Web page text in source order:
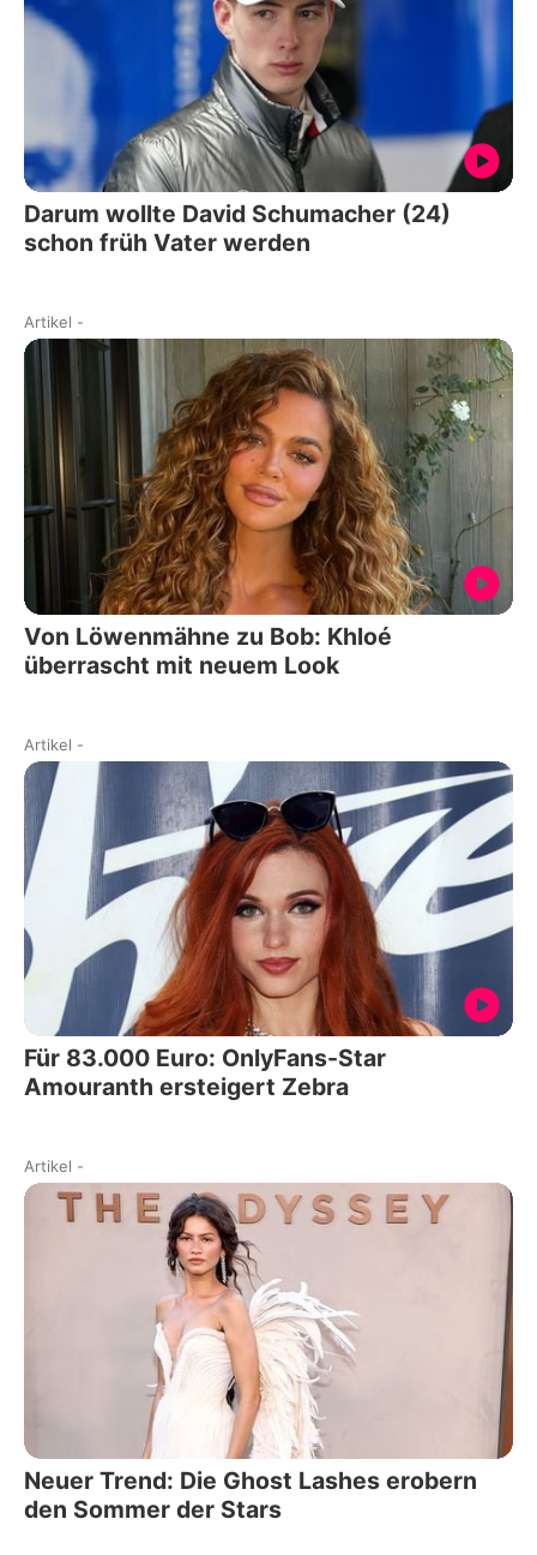
Darum wollte David Schumacher (24)
schon früh Vater werden
Artikel -
Von Löwenmähne zu Bob: Khloé
überrascht mit neuem Look
Artikel -
Für 83.000 Euro: OnlyFans-Star
Amouranth ersteigert Zebra
Artikel -
Neuer Trend: Die Ghost Lashes erobern
den Sommer der Stars